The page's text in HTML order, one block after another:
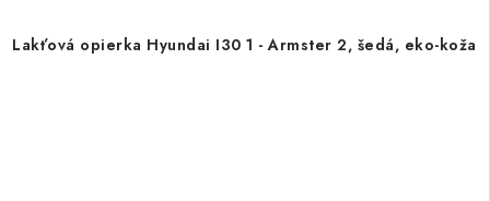
Lakťová opierka Hyundai I30 1 - Armster 2, šedá, eko-koža